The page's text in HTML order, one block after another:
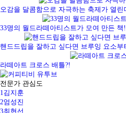
오감을 달콤함으로 자극하는 축제가 열린
33명의 월드라떼아티스트가 모여 만든 책!
핸드드립을 잘하고 싶다면 브루잉 요소부
라떼아트 크로스 배틀?!
전문가 관심도
1 김지훈
2엄성진
3최현선